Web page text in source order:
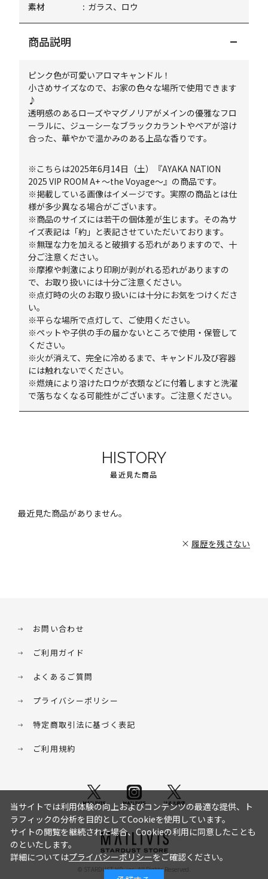
素材
ガラス、ロウ
商品説明
ピンク色が可愛いアロマキャンドル！
小さめサイズなので、お家の色々な場所で使用できます
♪
透明感のあるローズやマグノリアがメインの優雅なフロ
ーラルに、ジューシーなブラックカラントやペアが溶け
合った、華やかで温かみのある上品な香りです。
※こちらは2025年6月14日（土）『AYAKA NATION
2025 VIP ROOM A+ ～the Voyage～』の商品です。
※掲載している画像はイメージです。実際の商品とは仕
様が多少異なる場合がございます。
※商品のサイズには若干の個体差が生じます。その為サ
イズ表記は「約」と表記させていただいております。
※無理な力を加えると破損する恐れがありますので、十
分ご注意ください。
※摩擦や刺激により印刷が剥がれる恐れがありますの
で、お取り扱いには十分ご注意ください。
※点灯時の火のお取り扱いには十分にお気をつけくださ
い。
※平らな場所で点灯して、ご使用ください。
※ペットや子供の手の届かないところで使用・保管して
ください。
※火が消えて、完全に冷めるまで、キャンドル及び容器
には触れないでください。
※燃焼により溶けたロウが衣類などに付着しますと洗濯
で落ちなくなる可能性がございます。ご注意ください。
HISTORY
最近見た商品
最近見た商品がありません。
履歴を残さない
お問い合わせ
ご利用ガイド
よくあるご質問
プライバシーポリシー
特定商取引法に基づく表記
ご利用規約
© STARDUST HD. inc. All Rights Reserved.
当サイトでは利用体験の向上およびコンテンツの最適な提供、ト
ラフィックの分析を目的としてCookieを使用しています。
サイトの閲覧を継続された場合、Cookieの利用に同意したことも
のといたします。
詳細についてはプライバシーポリシーをご確認ください。